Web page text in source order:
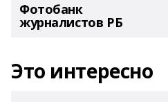
Фотобанк
журналистов РБ
Это интересно